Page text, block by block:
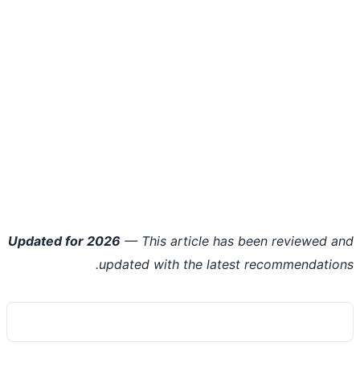
Updated for 2026 — This article has been reviewed
updated with the latest